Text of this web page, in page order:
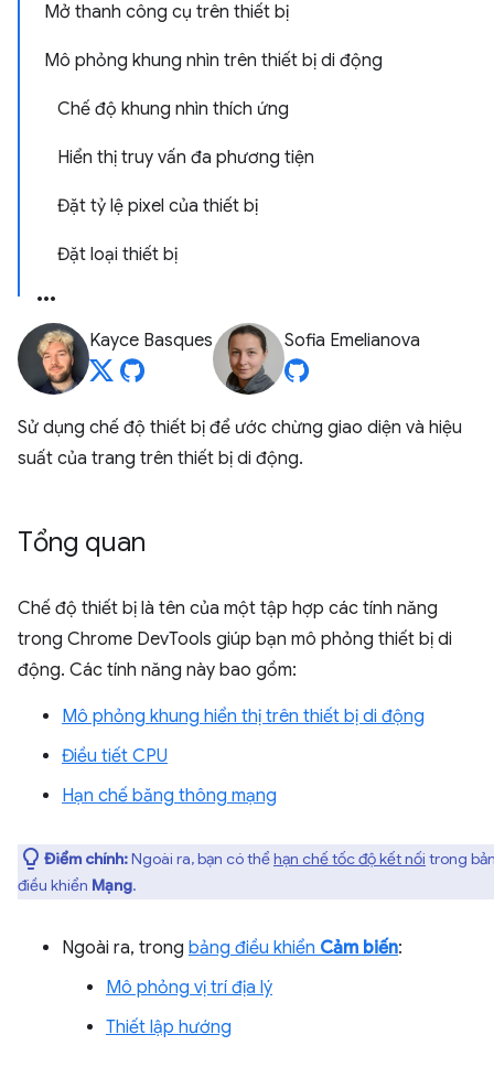
Mở thanh công cụ trên thiết bị
Mô phỏng khung nhìn trên thiết bị di động
Chế độ khung nhìn thích ứng
Hiển thị truy vấn đa phương tiện
Đặt tỷ lệ pixel của thiết bị
Đặt loại thiết bị
Kayce Basques Sofia Emelianova
Sử dụng chế độ thiết bị để ước chừng giao diện và hiệu
suất của trang trên thiết bị di động.
Tổng quan
Chế độ thiết bị là tên của một tập hợp các tính năng
trong Chrome DevTools giúp bạn mô phỏng thiết bị di
động. Các tính năng này bao gồm:
Mô phỏng khung hiển thị trên thiết bị di động
Điều tiết CPU
Hạn chế băng thông mạng
Điểm chính:Ngoài ra, bạn có thểhạn chế tốc độ kết nối trong
điều khiển Mạng.
Ngoài ra, trong bảng điều khiển Cảm biến:
Mô phỏng vị trí địa lý
Thiết lập hướng